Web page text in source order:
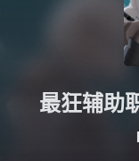
最狂辅助